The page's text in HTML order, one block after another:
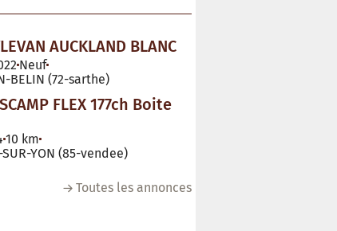
AUCKLAND BLANC
Neuf
BELIN (72-sarthe)
FLEX 177ch Boite
10 km
SUR-YON (85-vendee)
Toutes les annonces